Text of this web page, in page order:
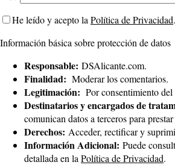
He leído y acepto la Política de Privacidad.
Información básica sobre protección de datos
Responsable: DSAlicante.com.
Finalidad: Moderar los comentarios.
Legitimación: Por consentimiento del
Destinatarios y encargados de
comunican datos a terceros para
Derechos: Acceder, rectificar y
Información Adicional: Puede
detallada en la Política de Privacidad.